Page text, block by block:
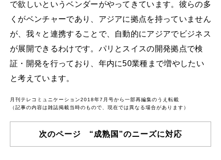
で欲しいというベンダーがやってきています。彼らの多
くがベンチャーであり、アジアに拠点を持っていません
が、我々と連携することで、自動的にアジアでビジネス
が展開できるわけです。パリとスイスの開発拠点で検
証・開発を行っており、年内に50業種まで増やしたい
と考えています。
月刊テレコミュニケーション2018年7月号から一部再編集のうえ転載
（記事の内容は雑誌掲載当時のもので、現在では異なる場合があります）
次のページ “成熟国”のニーズに対応